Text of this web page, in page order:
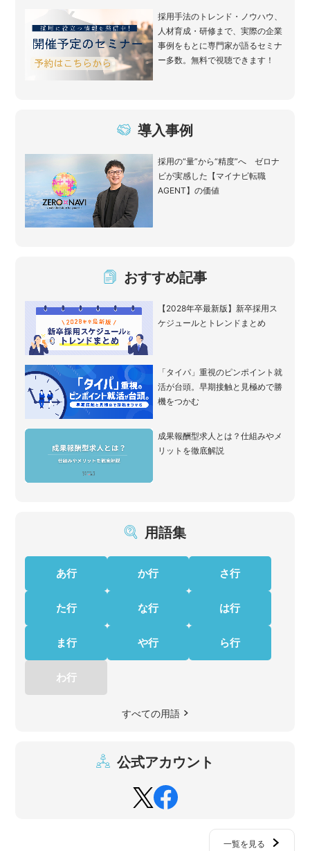
採用手法のトレンド・ノウハウ、
人材育成・研修まで、実際の企業
事例をもとに専門家が語るセミナ
ー多数。無料で視聴できます！
導入事例
採用の“量”から“精度”へ ゼロナ
ビが実感した【マイナビ転職
AGENT】の価値
おすすめ記事
【2028年卒最新版】新卒採用ス
ケジュールとトレンドまとめ
「タイパ」重視のピンポイント就
活が台頭。早期接触と見極めで勝
機をつかむ
成果報酬型求人とは？仕組みやメ
リットを徹底解説
用語集
あ行 か行 さ行
た行 な行 は行
ま行 や行 ら行
わ行
すべての用語
公式アカウント
一覧を見る